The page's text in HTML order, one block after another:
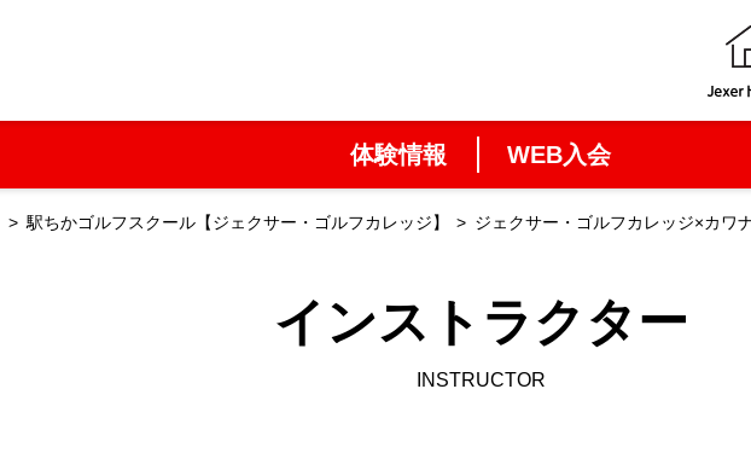
体験情報 WEB入会
駅ちかゴルフスクール【ジェクサー・ゴルフカレッジ】 ジェクサー・ゴルフカレッジ×カ
インストラクター
INSTRUCTOR